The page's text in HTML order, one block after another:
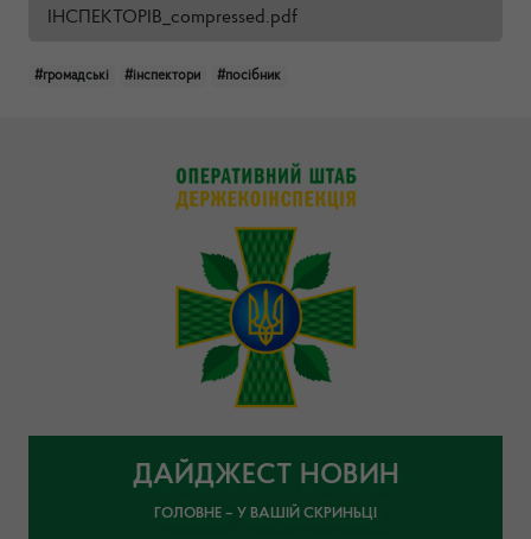
ІНСПЕКТОРІВ_compressed.pdf
#громадські #інспектори #посібник
ДАЙДЖЕСТ НОВИН
ГОЛОВНЕ – У ВАШІЙ СКРИНЬЦІ